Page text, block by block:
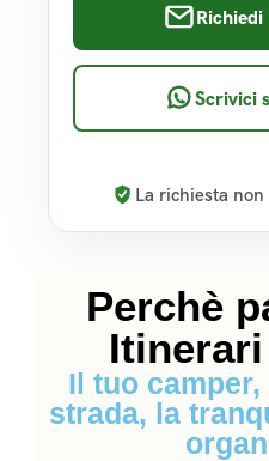
Scrivici
La richiesta
Perchè
Il tuo
strada, la